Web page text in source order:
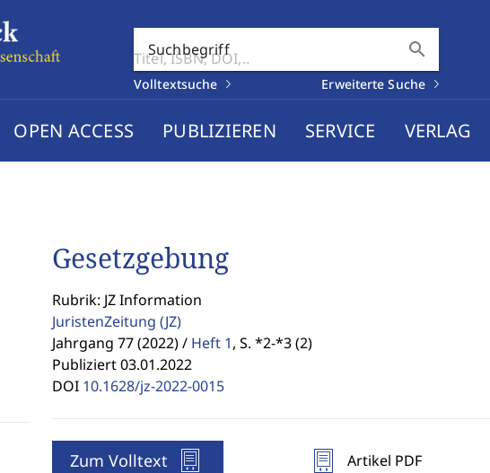
Suchbegriff search
Volltextsuche Erweiterte Suche
OPEN ACCESS PUBLIZIEREN SERVICE VERLAG
Gesetzgebung
Rubrik: JZ Information
JuristenZeitung (JZ)
Jahrgang 77 (2022) / Heft 1, S. *2-*3 (2)
Publiziert 03.01.2022
DOI 10.1628/jz-2022-0015
Zum Volltext
Artikel PDF